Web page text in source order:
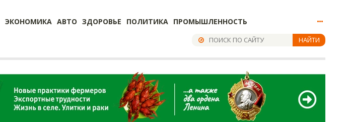
ЭКОНОМИКА АВТО ЗДОРОВЬЕ ПОЛИТИКА ПРОМЫШЛЕННОСТЬ
НАЙТИ